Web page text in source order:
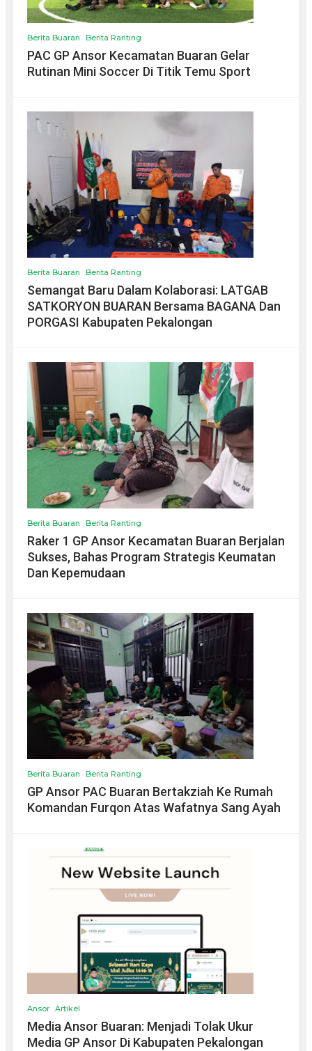
Berita Buaran Berita Ranting
PAC GP Ansor Kecamatan Buaran Gelar
Rutinan Mini Soccer Di Titik Temu Sport
Berita Buaran Berita Ranting
Semangat Baru Dalam Kolaborasi: LATGAB
SATKORYON BUARAN Bersama BAGANA Dan
PORGASI Kabupaten Pekalongan
Berita Buaran Berita Ranting
Raker 1 GP Ansor Kecamatan Buaran Berjalan
Sukses, Bahas Program Strategis Keumatan
Dan Kepemudaan
Berita Buaran Berita Ranting
GP Ansor PAC Buaran Bertakziah Ke Rumah
Komandan Furqon Atas Wafatnya Sang Ayah
Ansor Artikel
Media Ansor Buaran: Menjadi Tolak Ukur
Media GP Ansor Di Kabupaten Pekalongan